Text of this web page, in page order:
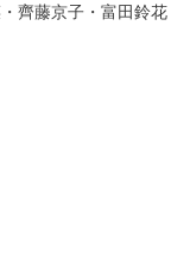
齊藤京子・富田鈴花